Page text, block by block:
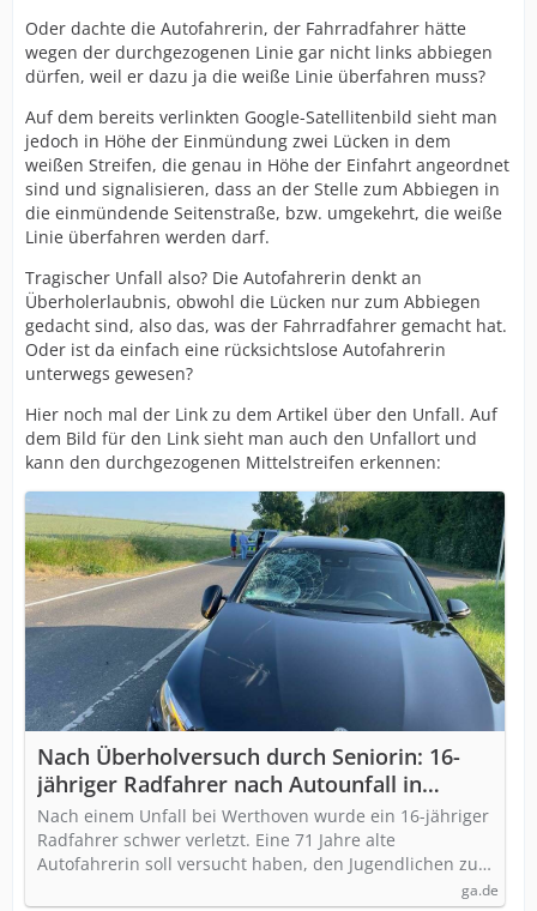
Oder dachte die Autofahrerin, der Fahrradfahrer hätte
wegen der durchgezogenen Linie gar nicht links abbiegen
dürfen, weil er dazu ja die weiße Linie überfahren muss?
Auf dem bereits verlinkten Google-Satellitenbild sieht man
jedoch in Höhe der Einmündung zwei Lücken in dem
weißen Streifen, die genau in Höhe der Einfahrt angeordnet
sind und signalisieren, dass an der Stelle zum Abbiegen in
die einmündende Seitenstraße, bzw. umgekehrt, die weiße
Linie überfahren werden darf.
Tragischer Unfall also? Die Autofahrerin denkt an
Überholerlaubnis, obwohl die Lücken nur zum Abbiegen
gedacht sind, also das, was der Fahrradfahrer gemacht hat.
Oder ist da einfach eine rücksichtslose Autofahrerin
unterwegs gewesen?
Hier noch mal der Link zu dem Artikel über den Unfall. Auf
dem Bild für den Link sieht man auch den Unfallort und
kann den durchgezogenen Mittelstreifen erkennen:
Nach Überholversuch durch Seniorin: 16-
jähriger Radfahrer nach Autounfall in
Wachtberg außer Lebensgefahr
Nach einem Unfall bei Werthoven wurde ein 16-jähriger
Radfahrer schwer verletzt. Eine 71 Jahre alte
Autofahrerin soll versucht haben, den Jugendlichen zu…
ga.de